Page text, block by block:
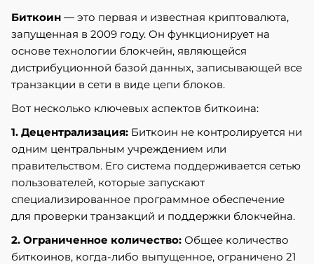
Биткоин — это первая и известная криптовалюта,
запущенная в 2009 году. Он функционирует на
основе технологии блокчейн, являющейся
дистрибуционной базой данных, записывающей все
транзакции в сети в виде цепи блоков.
Вот несколько ключевых аспектов биткоина:
1. Децентрализация: Биткоин не контролируется ни
одним центральным учреждением или
правительством. Его система поддерживается сетью
пользователей, которые запускают
специализированное программное обеспечение
для проверки транзакций и поддержки блокчейна.
2. Ограниченное количество: Общее количество
биткоинов, когда-либо выпущенное, ограничено 21